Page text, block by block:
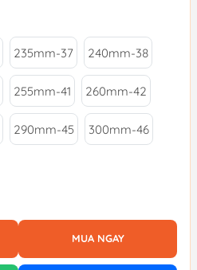
235mm-37 240mm-38
255mm-41 260mm-42
290mm-45 300mm-46
MUA NGAY